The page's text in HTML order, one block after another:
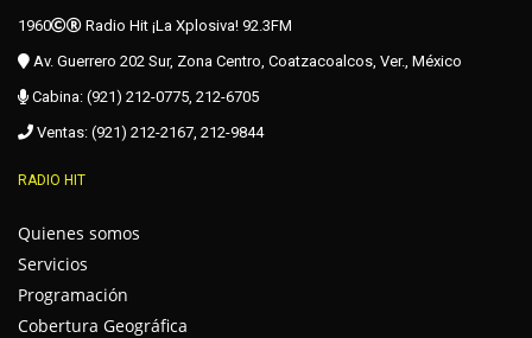
1960
Radio Hit ¡La Xplosiva! 92.3FM
Av. Guerrero 202 Sur, Zona Centro, Coatzacoalcos, Ver., México
Cabina: (921) 212-0775, 212-6705
Ventas: (921) 212-2167, 212-9844
RADIO HIT
Quienes somos
Servicios
Programación
Cobertura Geográfica